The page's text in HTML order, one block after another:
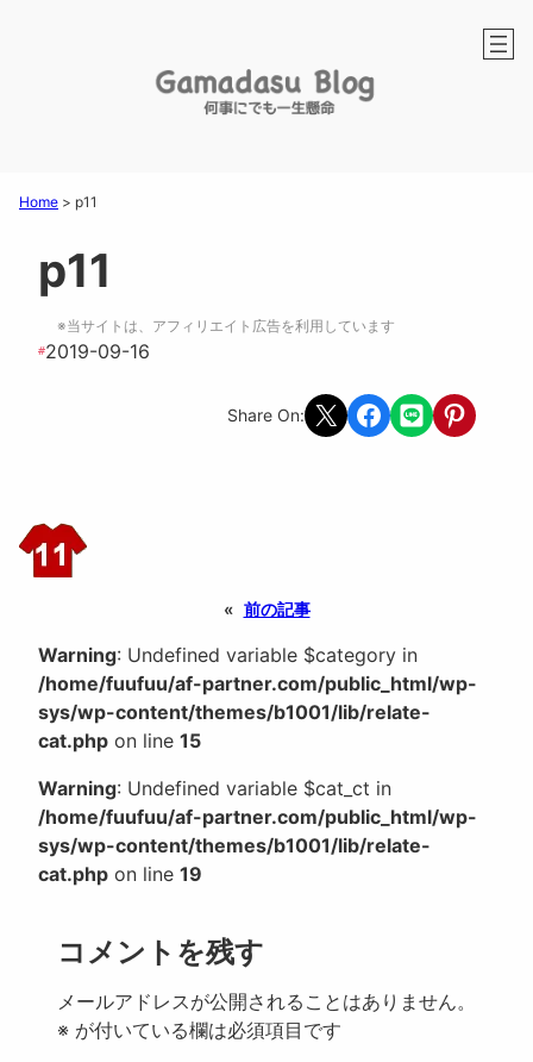
Home > p11
p11
※当サイトは、アフィリエイト広告を利用しています
#2019-09-16
Share On: Share on X Share on Facebook
Share on LINEShare on
« 前の記事
Warning: Undefined variable $category in
/home/fuufuu/af-partner.com/public_html/wp-
sys/wp-content/themes/b1001/lib/relate-
cat.php on line 15
Warning: Undefined variable $cat_ct in
/home/fuufuu/af-partner.com/public_html/wp-
sys/wp-content/themes/b1001/lib/relate-
cat.php on line 19
コメントを残す
メールアドレスが公開されることはありません。
※ が付いている欄は必須項目です